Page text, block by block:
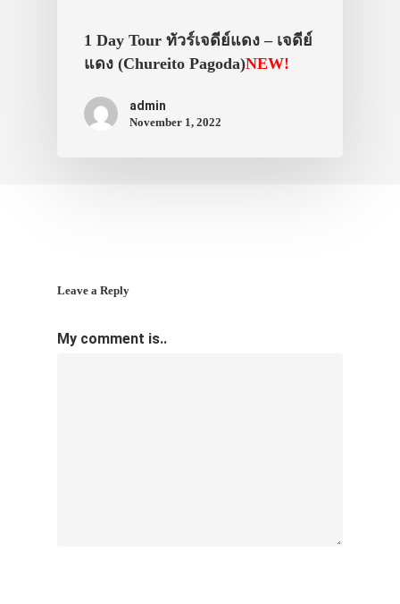
1 Day Tour ทัวร์เจดีย์แดง – เจดีย์
แดง (Chureito Pagoda)NEW!
admin
November 1, 2022
Leave a Reply
My comment is..